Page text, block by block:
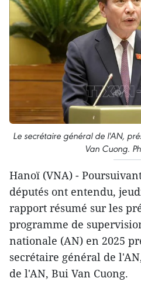
Le secrétaire général de l'AN,
Van Cuong.
Hanoï (VNA) -
députés ont entendu,
rapport résumé sur les
programme de
nationale (AN) en 2025
secrétaire général de
de l'AN, Bui Van Cuong.